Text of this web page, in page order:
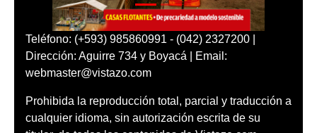
Teléfono: (+593) 985860991 - (042) 2327200 |
Dirección: Aguirre 734 y Boyacá | Email:
webmaster@vistazo.com
Prohibida la reproducción total, parcial y traducción a
cualquier idioma, sin autorización escrita de su